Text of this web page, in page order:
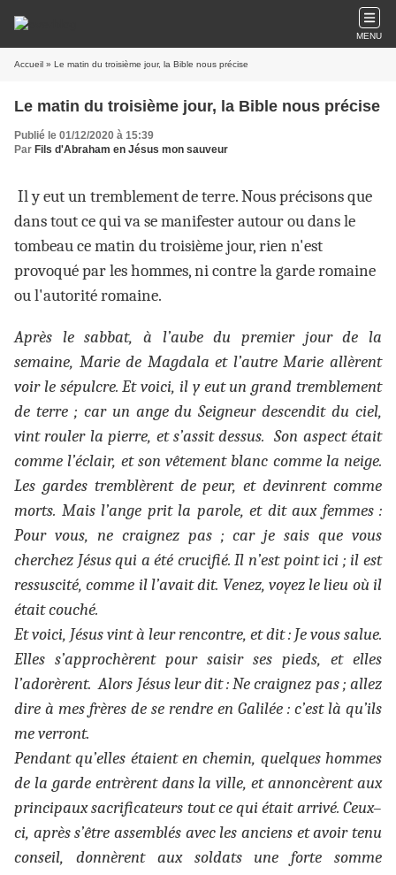
MENU
Accueil » Le matin du troisième jour, la Bible nous précise
Le matin du troisième jour, la Bible nous précise
Publié le 01/12/2020 à 15:39
Par Fils d'Abraham en Jésus mon sauveur
Il y eut un tremblement de terre. Nous précisons que
dans tout ce qui va se manifester autour ou dans le
tombeau ce matin du troisième jour, rien n'est
provoqué par les hommes, ni contre la garde romaine
ou l'autorité romaine.
Après le sabbat, à l’aube du premier jour de la
semaine, Marie de Magdala et l’autre Marie allèrent
voir le sépulcre. Et voici, il y eut un grand tremblement
de terre ; car un ange du Seigneur descendit du ciel,
vint rouler la pierre, et s’assit dessus. Son aspect était
comme l’éclair, et son vêtement blanc comme la neige.
Les gardes tremblèrent de peur, et devinrent comme
morts. Mais l’ange prit la parole, et dit aux femmes :
Pour vous, ne craignez pas ; car je sais que vous
cherchez Jésus qui a été crucifié. Il n’est point ici ; il est
ressuscité, comme il l’avait dit. Venez, voyez le lieu où il
était couché.
Et voici, Jésus vint à leur rencontre, et dit : Je vous salue.
Elles s’approchèrent pour saisir ses pieds, et elles
l’adorèrent. Alors Jésus leur dit : Ne craignez pas ; allez
dire à mes frères de se rendre en Galilée : c’est là qu’ils
me verront.
Pendant qu’elles étaient en chemin, quelques hommes
de la garde entrèrent dans la ville, et annoncèrent aux
principaux sacrificateurs tout ce qui était arrivé. Ceux–
ci, après s’être assemblés avec les anciens et avoir tenu
conseil, donnèrent aux soldats une forte somme